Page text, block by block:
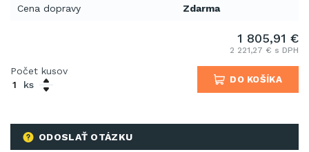
Cena dopravy Zdarma
ODOSLAŤ OTÁZKU
1 805,91 €
2 221,27 € s DPH
Počet kusov
ks
DO KOŠÍKA